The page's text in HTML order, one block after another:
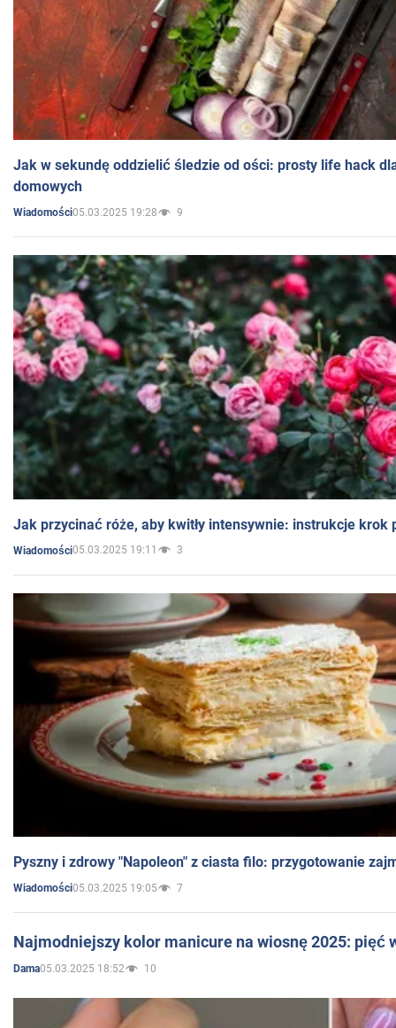
Jak w sekundę oddzielić śledzie od ości: prosty life hack
domowych
Wiadomości05.03.2025 19:28 9
Jak przycinać róże, aby kwitły intensywnie: instrukcje krok
Wiadomości05.03.2025 19:11 3
Pyszny i zdrowy "Napoleon" z ciasta filo: przygotowanie
Wiadomości05.03.2025 19:05 7
Najmodniejszy kolor manicure na wiosnę 2025: pięć
Dama05.03.2025 18:52 10